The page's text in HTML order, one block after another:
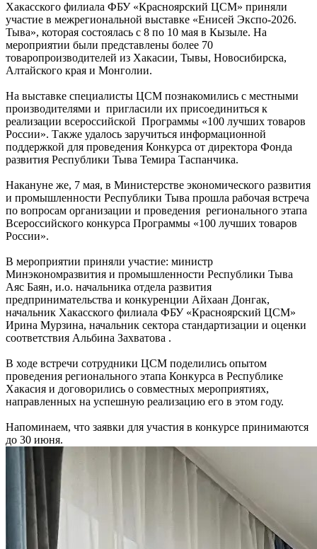
Хакасского филиала ФБУ «Красноярский ЦСМ» приняли
участие в межрегиональной выставке «Енисей Экспо-2026.
Тыва», которая состоялась с 8 по 10 мая в Кызыле. На
мероприятии были представлены более 70
товаропроизводителей из Хакасии, Тывы, Новосибирска,
Алтайского края и Монголии.
На выставке специалисты ЦСМ познакомились с местными
производителями и пригласили их присоединиться к
реализации всероссийской Программы «100 лучших товаров
России». Также удалось заручиться информационной
поддержкой для проведения Конкурса от директора Фонда
развития Республики Тыва Темира Таспанчика.
Накануне же, 7 мая, в Министерстве экономического развития
и промышленности Республики Тыва прошла рабочая встреча
по вопросам организации и проведения регионального этапа
Всероссийского конкурса Программы «100 лучших товаров
России».
В мероприятии приняли участие: министр
Минэкономразвития и промышленности Республики Тыва
Аяс Баян, и.о. начальника отдела развития
предпринимательства и конкуренции Айхаан Донгак,
начальник Хакасского филиала ФБУ «Красноярский ЦСМ»
Ирина Мурзина, начальник сектора стандартизации и оценки
соответствия Альбина Захватова .
В ходе встречи сотрудники ЦСМ поделились опытом
проведения регионального этапа Конкурса в Республике
Хакасия и договорились о совместных мероприятиях,
направленных на успешную реализацию его в этом году.
Напоминаем, что заявки для участия в конкурсе принимаются
до 30 июня.